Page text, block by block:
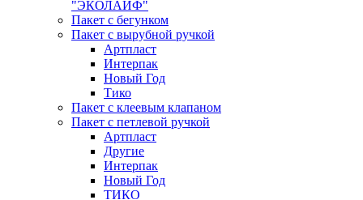
"ЭКОЛАЙФ"
Пакет с бегунком
Пакет с вырубной ручкой
Артпласт
Интерпак
Новый Год
Тико
Пакет с клеевым клапаном
Пакет с петлевой ручкой
Артпласт
Другие
Интерпак
Новый Год
ТИКО